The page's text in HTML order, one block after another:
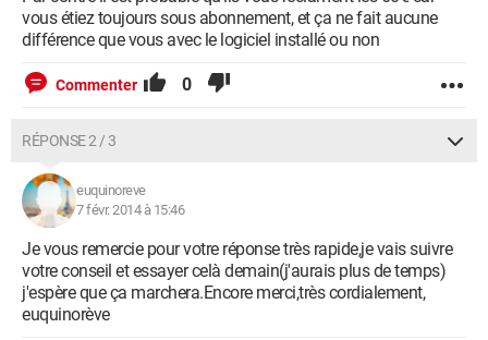
vous étiez toujours sous abonnement, et ça ne fait aucune
différence que vous avec le logiciel installé ou non
Commenter 0
RÉPONSE 2 / 3
euquinoreve
7 févr. 2014 à 15:46
Je vous remercie pour votre réponse très rapide,je vais suivre
votre conseil et essayer celà demain(j'aurais plus de temps)
j'espère que ça marchera.Encore merci,très cordialement,
euquinorève